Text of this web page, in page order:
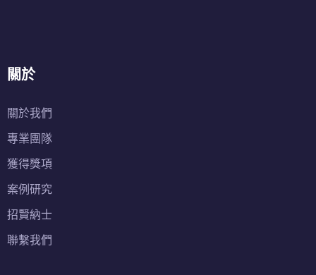
關於
關於我們
專業團隊
獲得獎項
案例研究
招賢納士
聯繫我們